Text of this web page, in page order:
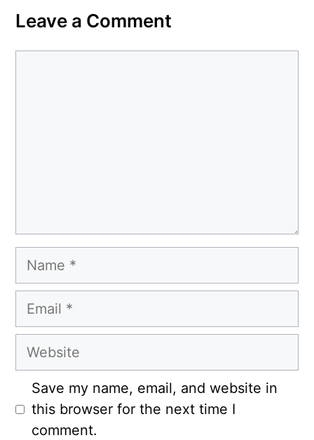
Leave a Comment
Name
Email
Website
Save my name, email, and website in
this browser for the next time I
comment.